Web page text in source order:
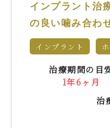
インプラント治
の良い噛み合わ
インプラント
治療期間の目
1年6ヶ月
治